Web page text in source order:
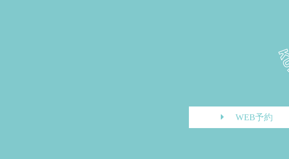
WEB予約